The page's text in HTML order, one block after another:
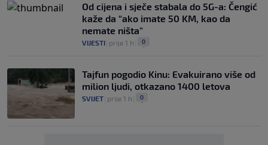
Od cijena i sječe stabala do 5G-a: Čengić
kaže da “ako imate 50 KM, kao da
nemate ništa”
VIJESTI prije 1 h 0
Tajfun pogodio Kinu: Evakuirano više od
milion ljudi, otkazano 1400 letova
SVIJET prije 1 h 0